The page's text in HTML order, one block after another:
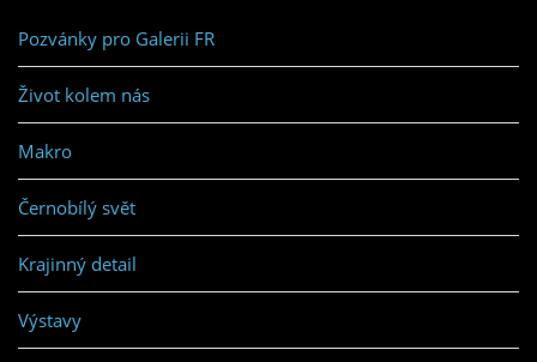
Pozvánky pro Galerii FR
Život kolem nás
Makro
Černobílý svět
Krajinný detail
Výstavy